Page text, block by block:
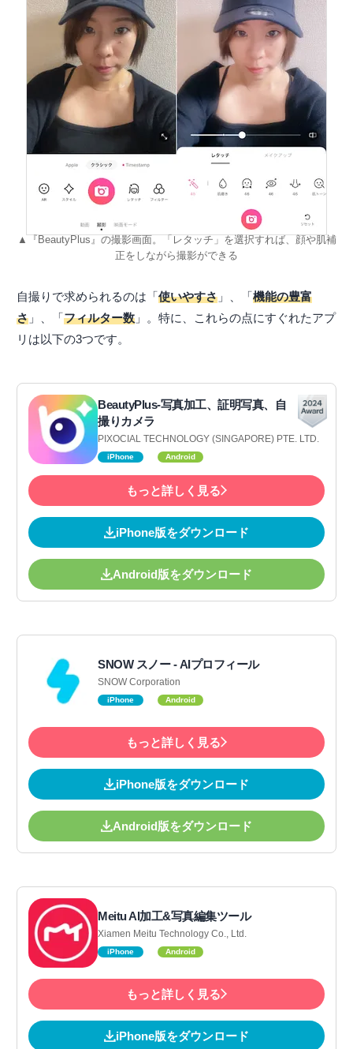
▲『BeautyPlus』の撮影画面。「レタッチ」を選択すれば、顔や肌補
正をしながら撮影ができる
自撮りで求められるのは「使いやすさ 」、「機能の豊富
さ 」、「フィルター数 」。特に、これらの点にすぐれたアプ
リは以下の3つです。
BeautyPlus-写真加工、証明写真、自
撮りカメラ
PIXOCIAL TECHNOLOGY (SINGAPORE) PTE. LTD.
iPhone Android
もっと詳しく見る
iPhone版をダウンロード
Android版をダウンロード
SNOW スノー - AIプロフィール
SNOW Corporation
iPhone Android
もっと詳しく見る
iPhone版をダウンロード
Android版をダウンロード
Meitu AI加工&写真編集ツール
Xiamen Meitu Technology Co., Ltd.
iPhone Android
もっと詳しく見る
iPhone版をダウンロード